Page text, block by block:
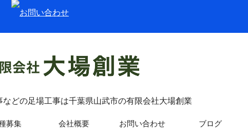
構え、戸建て住宅をは
じめ幅広い建物を対象
どの足場工事は千葉県山武市の有限会社大場創業
募集 会社概要 お問い合わせ ブログ